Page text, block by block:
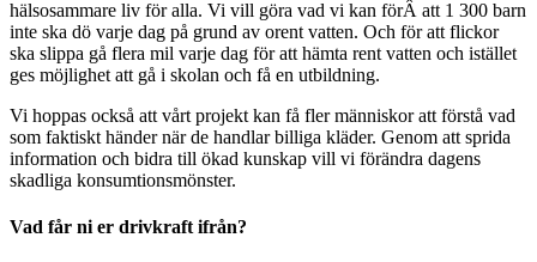
hälsosammare liv för alla. Vi vill göra vad vi kan förÂ att 1 300 barn
inte ska dö varje dag på grund av orent vatten. Och för att flickor
ska slippa gå flera mil varje dag för att hämta rent vatten och istället
ges möjlighet att gå i skolan och få en utbildning.
Vi hoppas också att vårt projekt kan få fler människor att förstå vad
som faktiskt händer när de handlar billiga kläder. Genom att sprida
information och bidra till ökad kunskap vill vi förändra dagens
skadliga konsumtionsmönster.
Vad får ni er drivkraft ifrån?